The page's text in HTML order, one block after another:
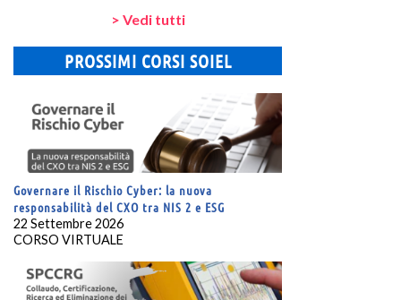
> Vedi tutti
PROSSIMI CORSI SOIEL
Governare il Rischio Cyber: la nuova
responsabilità del CXO tra NIS 2 e ESG
22 Settembre 2026
CORSO VIRTUALE